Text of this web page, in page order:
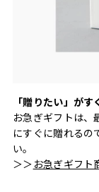
「贈りたい」が
お急ぎギフトは、
にすぐに贈れるの
い。
＞＞ お急ぎギフト